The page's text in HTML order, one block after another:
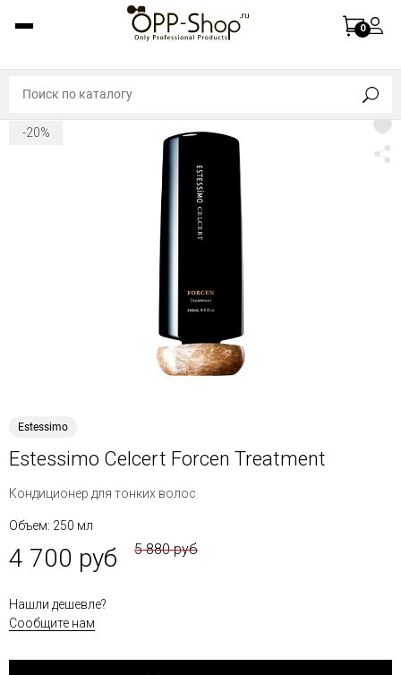
0
-20%
Estessimo
Estessimo Celcert Forcen Treatment
Кондиционер для тонких волос
Объем: 250 мл
4 700 руб 5 880 руб
Нашли дешевле?
Сообщите нам